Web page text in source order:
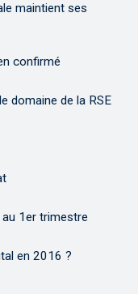
maintient ses
confirmé
domaine de la RSE
1er trimestre
en 2016 ?